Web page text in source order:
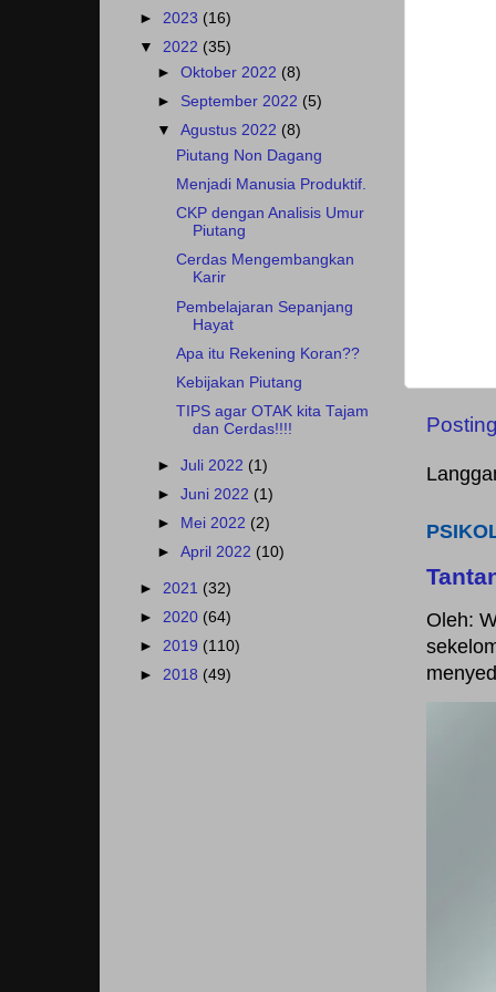
Oleh:
► 2023 (16)
▼ 2022 (35)
►Oktober 2022 (8)
► September 2022 (5)
▼Agustus 2022 (8)
Piutang Non Dagang
Menjadi Manusia Produktif.
CKP dengan Analisis Umur
Piutang
Cerdas Mengembangkan
Karir
Pembelajaran Sepanjang
Hayat
Apa itu Rekening Koran??
Kebijakan Piutang
TIPS agar OTAK kita Tajam
dan Cerdas!!!!
►Juli 2022 (1)
►Juni 2022 (1)
►
Mei 2022 (2)
►April 2022 (10)
► 2021 (32)
► 2020 (64)
► 2019 (110)
► 2018 (49)